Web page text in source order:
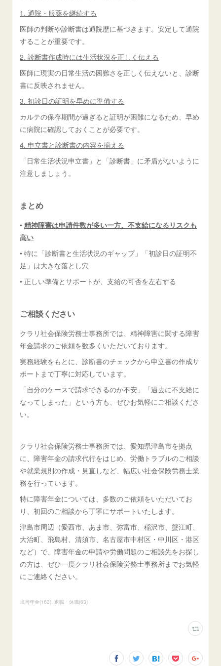
1. 通院・服薬を継続する
医師の判断や診断書は通院歴に基づきます。安定して通院
することが重要です。
2. 診断書作成時には生活状況を正しく伝える
医師に現実の日常生活の困難さを正しく伝えないと、診断
書に反映されません。
3. 初診日の証明を早めに準備する
カルテの保存期間が過ぎると証明が困難になるため、早め
に病院に確認しておくことが必要です。
4. 申立書と診断書の内容を揃える
「日常生活状況申立書」と「診断書」に矛盾がないように
注意しましょう。
まとめ
•精神障害は申請件数が多い一方、不支給になるリスクも
高い
• 特に「診断書と生活状況のギャップ」「初診日の証明不
足」は大きな落とし穴
• 正しい準備とサポートが、支給の可否を左右する
ご相談ください
クラリ社会保険労務士事務所では、精神障害に関する障害
年金請求のご依頼を数多くいただいております。
実務経験をもとに、診断書のチェックから申立書の作成サ
ポートまで丁寧に対応しています。
「自分のケースで請求できるのか不安」「過去に不支給に
なってしまった」という方も、ぜひお気軽にご相談くださ
い。
クラリ社会保険労務士事務所では、愛知県津島市を拠点
に、障害年金の請求代行をはじめ、労働トラブルのご相談
や就業規則の作成・見直しなど、幅広い社会保険労務士業
務を行っています。
特に障害年金については、多数のご依頼をいただいてお
り、初回のご相談から丁寧にサポートいたします。
津島市周辺（愛西市、あま市、弥富市、稲沢市、蟹江町、
大治町、飛島村、清須市、名古屋市中村区・中川区・港区
など）で、障害年金の申請や労働問題のご相談先をお探し
の方は、ぜひ一度クラリ社会保険労務士事務所までお気軽
にご連絡ください。
障害年金(163) 退職・休職(63)